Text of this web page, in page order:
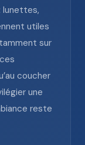
lunettes,
utiles
sur
coucher
une
reste